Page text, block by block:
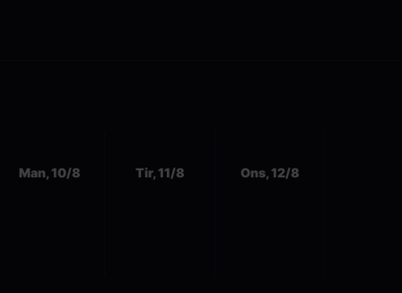
Man, 10/8 Tir, 11/8 Ons, 12/8